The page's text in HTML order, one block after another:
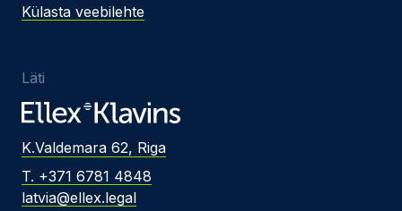
Külasta veebilehte
Läti
K.Valdemara 62, Riga
T. +371 6781 4848
latvia@ellex.legal